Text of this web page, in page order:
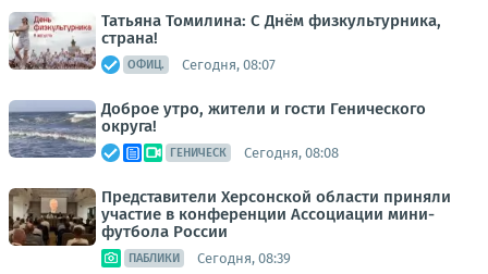
Татьяна Томилина: С Днём физкультурника,
страна!
ОФИЦ. Сегодня, 08:07
Доброе утро, жители и гости Генического
округа!
ГЕНИЧЕСК Сегодня, 08:08
Представители Херсонской области приняли
участие в конференции Ассоциации мини-
футбола России
ПАБЛИКИ Сегодня, 08:39